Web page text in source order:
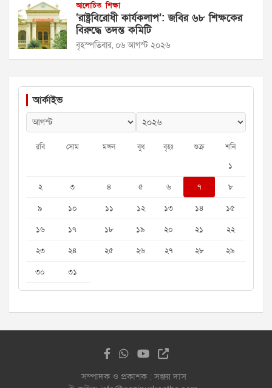
আলোচিত শিক্ষা
‘রাষ্ট্রবিরোধী কার্যকলাপ’: জবির ৬৮ শিক্ষকের
বিরুদ্ধে তদন্ত কমিটি
বৃহস্পতিবার, ০৬ আগস্ট ২০২৬
আর্কাইভ
রবি সোম মঙ্গল বুধ বৃহঃ শুক্র শনি
১
২
৩ ৪ ৫ ৬ ৭
৮
৯
১০ ১১ ১২ ১৩ ১৪
১৫
১৬
১৭ ১৮ ১৯ ২০ ২১
২২
২৩
২৪ ২৫ ২৬ ২৭ ২৮
২৯
৩০
৩১
সম্পাদক ও প্রকাশক : সঞ্জয় দাস